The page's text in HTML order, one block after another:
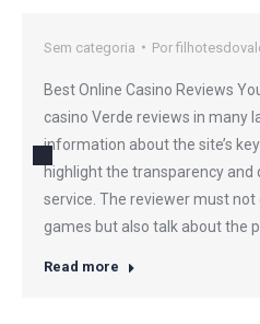
Sem categoria Por
Best Online Casino Reviews
casino Verde reviews in many
information about the site’s
highlight the transparency
service. The reviewer must not
games but also talk about the
Read more